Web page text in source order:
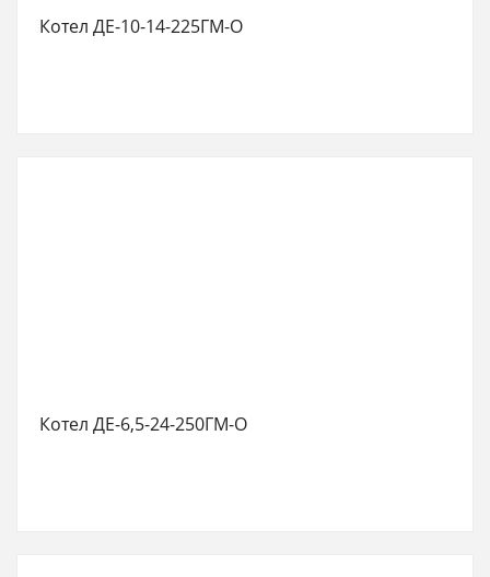
Котел ДЕ-10-14-225ГМ-О
Котел ДЕ-6,5-24-250ГМ-О